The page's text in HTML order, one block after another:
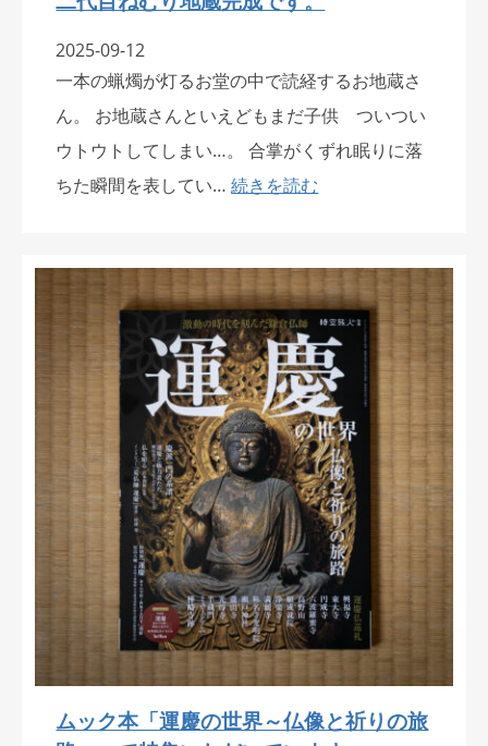
2025-09-12
一本の蝋燭が灯るお堂の中で読経するお地蔵さ
ん。 お地蔵さんといえどもまだ子供 ついつい
ウトウトしてしまい…。 合掌がくずれ眠りに落
ちた瞬間を表してい…続きを読む
ムック本「運慶の世界～仏像と祈りの旅